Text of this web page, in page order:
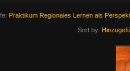
Praktikum Regionales Lernen als
Sort by: